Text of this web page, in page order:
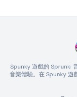
Spunky 遊戲的 Sprunki
音樂體驗。在 Spunky 遊